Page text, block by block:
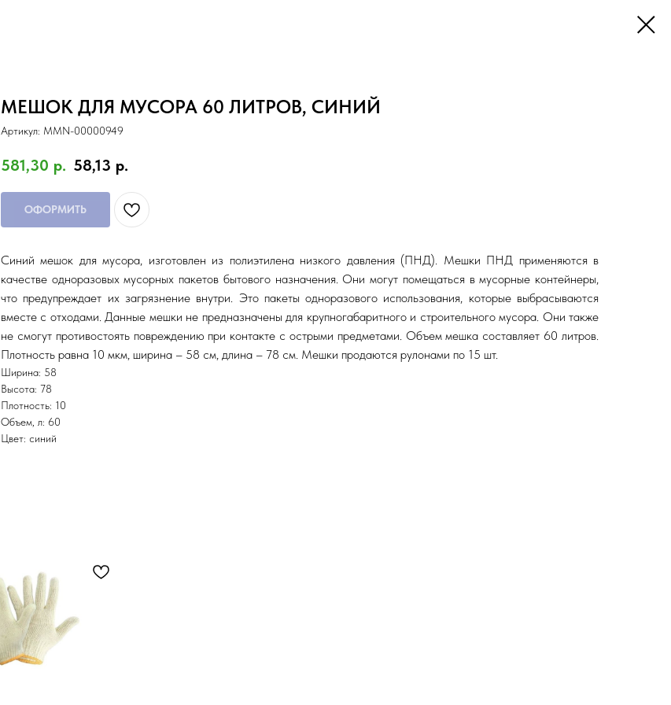
МЕШОК ДЛЯ МУСОРА 60 ЛИТРОВ, СИНИЙ
Артикул: MMN-00000949
581,30 р. 58,13 р.
ОФОРМИТЬ
Синий мешок для мусора, изготовлен из полиэтилена низкого давления (ПНД). Мешки ПНД применяются в
качестве одноразовых мусорных пакетов бытового назначения. Они могут помещаться в мусорные контейнеры,
что предупреждает их загрязнение внутри. Это пакеты одноразового использования, которые выбрасываются
вместе с отходами. Данные мешки не предназначены для крупногабаритного и строительного мусора. Они также
не смогут противостоять повреждению при контакте с острыми предметами. Объем мешка составляет 60 литров.
Плотность равна 10 мкм, ширина – 58 см, длина – 78 см. Мешки продаются рулонами по 15 шт.
Ширина: 58
Высота: 78
Плотность: 10
Объем, л: 60
Цвет: синий